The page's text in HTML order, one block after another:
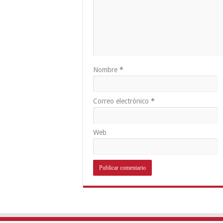
Nombre *
Correo electrónico *
Web